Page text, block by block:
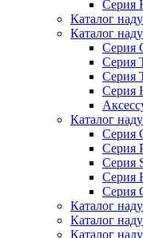
Серия
Каталог
Каталог
Серия
Серия
Серия
Каталог
Серия
Серия
Серия
Серия
Каталог
Каталог
Каталог